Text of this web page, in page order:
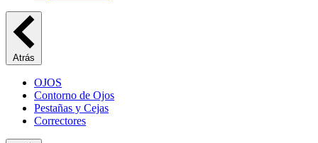
Atrás
OJOS
Contorno de Ojos
Pestañas y Cejas
Correctores